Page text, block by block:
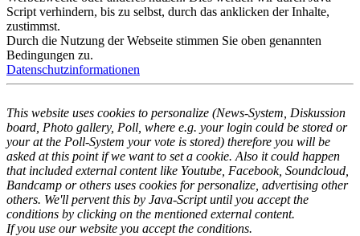
Script verhindern, bis zu selbst, durch das anklicken der Inhalte,
zustimmst.
Durch die Nutzung der Webseite stimmen Sie oben genannten
Bedingungen zu.
Datenschutzinformationen
This website uses cookies to personalize (News-System, Diskussion
board, Photo gallery, Poll, where e.g. your login could be stored or
your at the Poll-System your vote is stored) therefore you will be
asked at this point if we want to set a cookie. Also it could happen
that included external content like Youtube, Facebook, Soundcloud,
Bandcamp or others uses cookies for personalize, advertising other
others. We'll pervent this by Java-Script until you accept the
conditions by clicking on the mentioned external content.
If you use our website you accept the conditions.